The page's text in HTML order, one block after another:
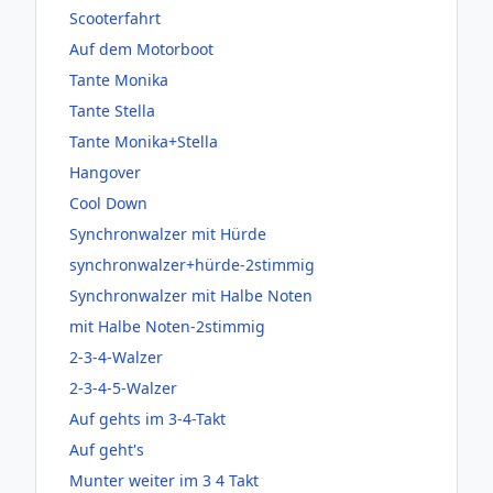
Scooterfahrt
Auf dem Motorboot
Tante Monika
Tante Stella
Tante Monika+Stella
Hangover
Cool Down
Synchronwalzer mit Hürde
synchronwalzer+hürde-2stimmig
Synchronwalzer mit Halbe Noten
mit Halbe Noten-2stimmig
2-3-4-Walzer
2-3-4-5-Walzer
Auf gehts im 3-4-Takt
Auf geht's
Munter weiter im 3 4 Takt